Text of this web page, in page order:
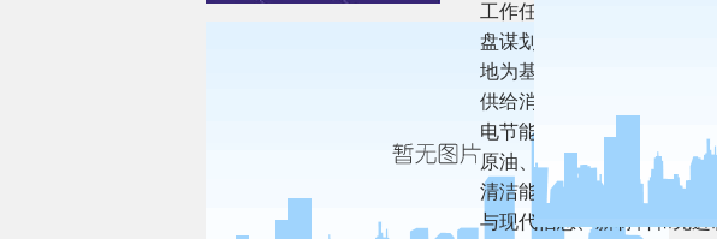
工作任务、完成时间，稳
盘谋划，传统能源逐步退
地为基础、以其周边清洁
供给消纳体系。要坚决控
电节能降碳改造、灵活性
原油、天然气产能稳定增
清洁能源发展放在更加突
与现代信息、新材料和先